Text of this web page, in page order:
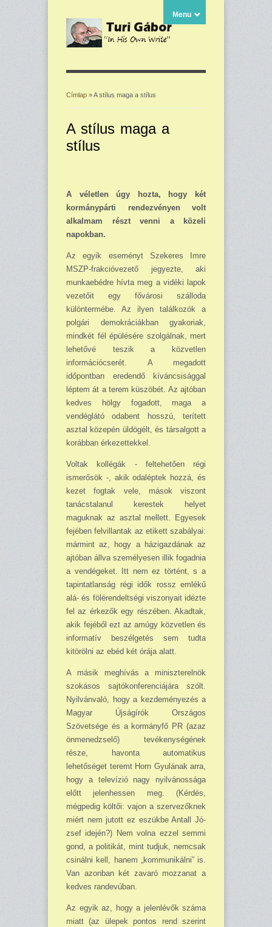
Menu
Címlap » A stílus maga a stílus
A stílus maga a
stílus
A véletlen úgy hozta, hogy két
kormánypárti rendezvé­nyen volt
alkalmam részt venni a közeli
napokban.
Az egyik eseményt Szeke­res Imre
MSZP-frakcióvezető je­gyezte, aki
munkaebédre hívta meg a vidéki lapok
ve­zetőit egy fővárosi szálloda
különtermébe. Az ilyen ta­lálkozók a
polgári demok­ráciákban gyakoriak,
mind­két fél épülésére szolgálnak, mert
lehetővé teszik a köz­vet­len
információcserét. A megadott
időpontban ere­dendő kíváncsisággal
lép­tem át a terem kü­szöbét. Az ajtóban
kedves hölgy foga­dott, maga a
vendéglátó odabent hosszú, terített
asz­tal közepén üldögélt, és társalgott a
korábban érkezet­tekkel.
Voltak kollégák - feltehe­tően régi
ismerősök -, akik odaléptek hozzá, és
kezet fogtak vele, mások viszont
tanácstalanul kerestek he­lyet
maguknak az asztal mellett. Egyesek
fejé­ben fel­villantak az etikett szabá­lyai:
mármint az, hogy a házigazdának az
ajtóban állva sze­mélyesen illik fo­gadnia
a vendégeket. Itt nem ez történt, s a
tapintatlanság régi idők rossz em­lé­kű
alá- és fölérendeltségi vi­szonyait idézte
fel az érke­zők egy részében. Akadtak,
akik fejé­ből ezt az amúgy közvetlen és
informatív be­szélgetés sem tudta
kitörölni az ebéd két órája alatt.
A másik meghívás a mi­niszterelnök
szokásos sajtó­konferenciájára szólt.
Nyil­vánvaló, hogy a kezdemé­nyezés a
Magyar Újságírók Országos
Szövetsége és a kormányfő PR (azaz
önmenedzselő) tevékenységének
része, havonta automatikus
lehetőséget teremt Horn Gyulá­nak arra,
hogy a televízió nagy nyilvánossága
előtt jelenhessen meg. (Kér­dés,
mégpedig köl­tői: vajon a szervezőknek
miért nem jutott ez eszükbe Antall Jó­
zsef idején?) Nem volna ez­zel semmi
gond, a politikát, mint tudjuk, nemcsak
csi­nálni kell, hanem „kommunikálni” is.
Van azonban két zavaró mozzanat a
kedves rande­vúban.
Az egyik az, hogy a jelen­lévők száma
miatt (az ülepek pontos rend szerint